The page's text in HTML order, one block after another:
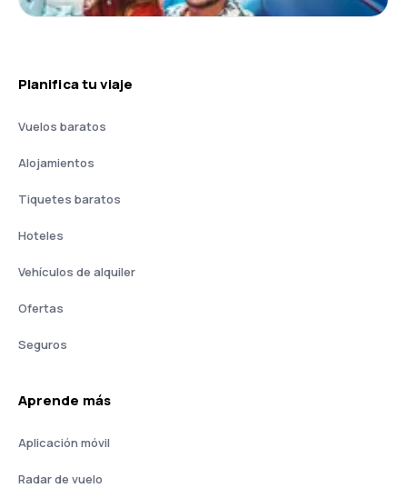
Planifica tu viaje
Vuelos baratos
Alojamientos
Tiquetes baratos
Hoteles
Vehículos de alquiler
Ofertas
Seguros
Aprende más
Aplicación móvil
Radar de vuelo